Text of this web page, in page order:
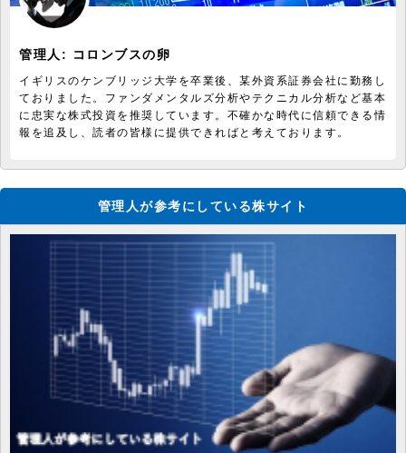
管理人: コロンブスの卵
イギリスのケンブリッジ大学を卒業後、某外資系証券会社に勤務し
ておりました。ファンダメンタルズ分析やテクニカル分析など基本
に忠実な株式投資を推奨しています。不確かな時代に信頼できる情
報を追及し、読者の皆様に提供できればと考えております。
管理人が参考にしている株サイト